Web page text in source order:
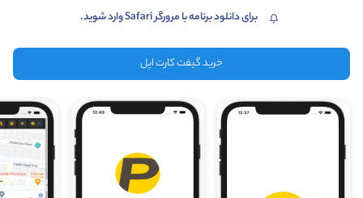
برای دانلود برنامه با مرورگر Safari وارد شوید.
خرید گیفت کارت اپل